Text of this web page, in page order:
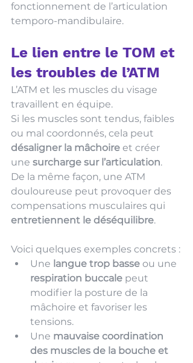
fonctionnement de l’articulation
temporo-mandibulaire.
Le lien entre le TOM et
les troubles de l’ATM
L’ATM et les muscles du visage
travaillent en équipe.
Si les muscles sont tendus, faibles
ou mal coordonnés, cela peut
désaligner la mâchoire et créer
une surcharge sur l’articulation.
De la même façon, une ATM
douloureuse peut provoquer des
compensations musculaires qui
entretiennent le déséquilibre.
Voici quelques exemples concrets :
Une langue trop basse ou une
respiration buccale peut
modifier la posture de la
mâchoire et favoriser les
tensions.
Une mauvaise coordination
des muscles de la bouche et